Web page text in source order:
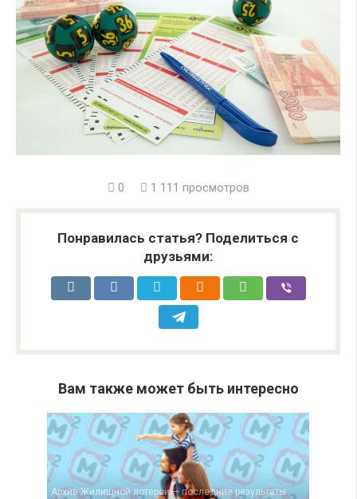
0 1 111 просмотров
Понравилась статья? Поделиться с
друзьями:
Вам также может быть интересно
Архив Жилищной лотереи — последние результаты